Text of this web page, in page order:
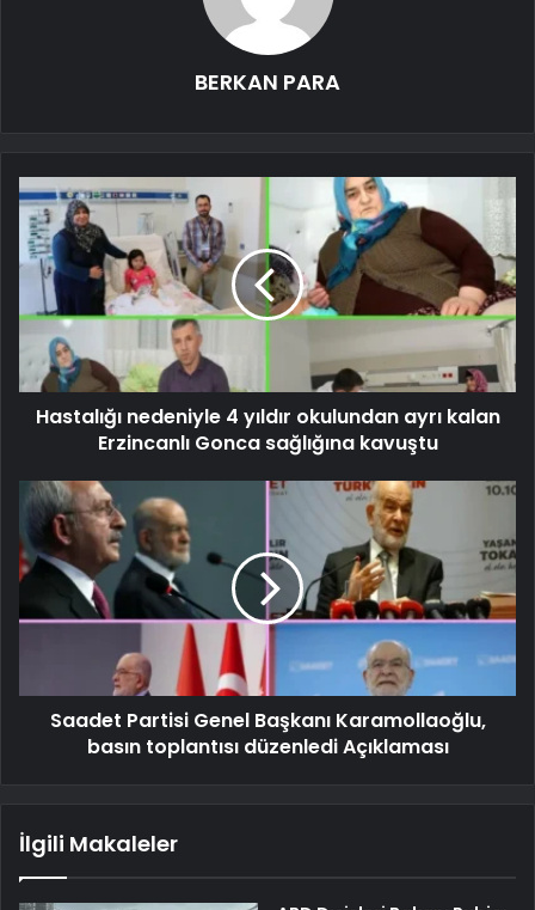
BERKAN PARA
Hastalığı nedeniyle 4 yıldır okulundan ayrı kalan
Erzincanlı Gonca sağlığına kavuştu
Saadet Partisi Genel Başkanı Karamollaoğlu,
basın toplantısı düzenledi Açıklaması
İlgili Makaleler